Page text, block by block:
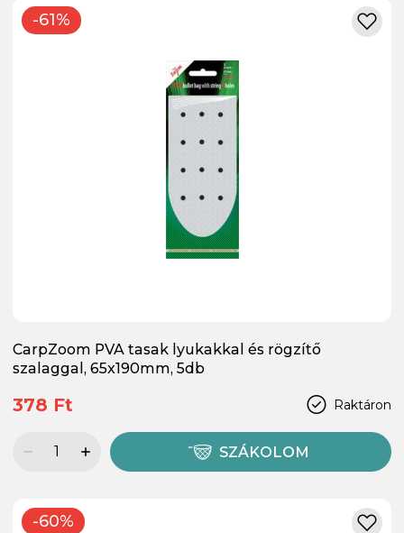
-61%
CarpZoom PVA tasak lyukakkal és rögzítő
szalaggal, 65x190mm, 5db
Raktáron
378 Ft
SZÁKOLOM
-60%